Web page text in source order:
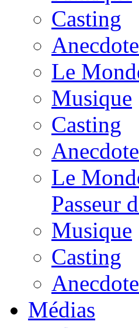
Casting
Le
Musique
Casting
Le
Passeur
Musique
Casting
Médias